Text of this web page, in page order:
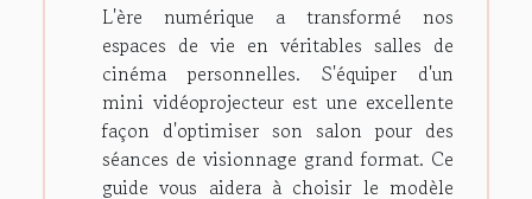
L'ère numérique a transformé nos
espaces de vie en véritables salles de
cinéma personnelles. S'équiper d'un
mini vidéoprojecteur est une excellente
façon d'optimiser son salon pour des
séances de visionnage grand format. Ce
guide vous aidera à choisir le modèle